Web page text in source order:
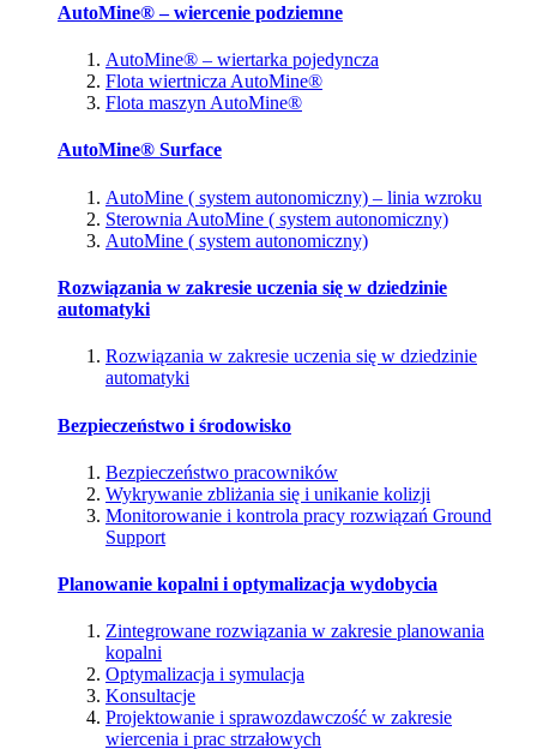
AutoMine® – wiercenie podziemne
AutoMine® – wiertarka pojedyncza
Flota wiertnicza AutoMine®
Flota maszyn AutoMine®
AutoMine® Surface
AutoMine ( system autonomiczny) – linia wzroku
Sterownia AutoMine ( system autonomiczny)
AutoMine ( system autonomiczny)
Rozwiązania w zakresie uczenia się w dziedzinie
automatyki
Rozwiązania w zakresie uczenia się w dziedzinie
automatyki
Bezpieczeństwo i środowisko
Bezpieczeństwo pracowników
Wykrywanie zbliżania się i unikanie kolizji
Monitorowanie i kontrola pracy rozwiązań Ground
Support
Planowanie kopalni i optymalizacja wydobycia
Zintegrowane rozwiązania w zakresie planowania
kopalni
Optymalizacja i symulacja
Konsultacje
Projektowanie i sprawozdawczość w zakresie
wiercenia i prac strzałowych